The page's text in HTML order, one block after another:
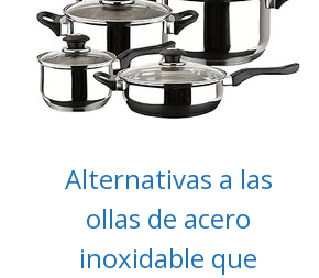
Alternativas a las
ollas de acero
inoxidable que